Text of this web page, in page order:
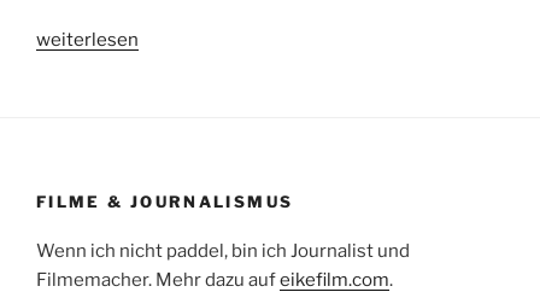
„Von
weiterlesen
FILME & JOURNALISMUS
Wenn ich nicht paddel, bin ich Journalist und
Filmemacher. Mehr dazu aufeikefilm.com.